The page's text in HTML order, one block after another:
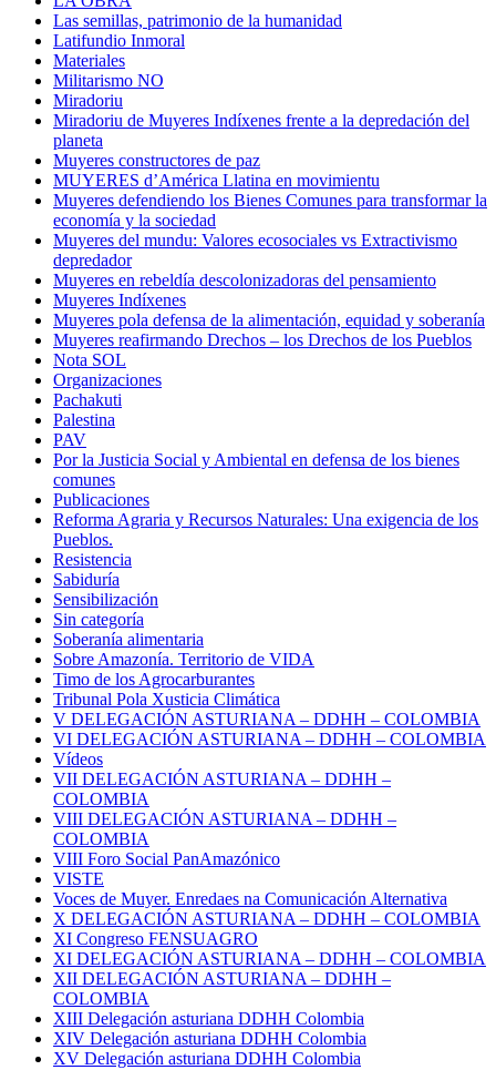
Las semillas, patrimonio de la humanidad
Latifundio Inmoral
Materiales
Militarismo NO
Miradoriu
Miradoriu de Muyeres Indíxenes frente a la depredación del
planeta
Muyeres constructores de paz
MUYERES d’América Llatina en movimientu
Muyeres defendiendo los Bienes Comunes para transformar la
economía y la sociedad
Muyeres del mundu: Valores ecosociales vs Extractivismo
depredador
Muyeres en rebeldía descolonizadoras del pensamiento
Muyeres Indíxenes
Muyeres pola defensa de la alimentación, equidad y soberanía
Muyeres reafirmando Drechos – los Drechos de los Pueblos
Nota SOL
Organizaciones
Pachakuti
Palestina
PAV
Por la Justicia Social y Ambiental en defensa de los bienes
comunes
Publicaciones
Reforma Agraria y Recursos Naturales: Una exigencia de los
Pueblos.
Resistencia
Sabiduría
Sensibilización
Sin categoría
Soberanía alimentaria
Sobre Amazonía. Territorio de VIDA
Timo de los Agrocarburantes
Tribunal Pola Xusticia Climática
V DELEGACIÓN ASTURIANA – DDHH – COLOMBIA
VI DELEGACIÓN ASTURIANA – DDHH – COLOMBIA
Vídeos
VII DELEGACIÓN ASTURIANA – DDHH –
COLOMBIA
VIII DELEGACIÓN ASTURIANA – DDHH –
COLOMBIA
VIII Foro Social PanAmazónico
VISTE
Voces de Muyer. Enredaes na Comunicación Alternativa
X DELEGACIÓN ASTURIANA – DDHH – COLOMBIA
XI Congreso FENSUAGRO
XI DELEGACIÓN ASTURIANA – DDHH – COLOMBIA
XII DELEGACIÓN ASTURIANA – DDHH –
COLOMBIA
XIII Delegación asturiana DDHH Colombia
XIV Delegación asturiana DDHH Colombia
XV Delegación asturiana DDHH Colombia